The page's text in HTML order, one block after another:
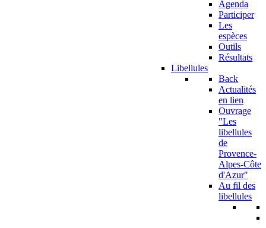
Agenda
Participer
Les
espèces
Outils
Résultats
Libellules
Back
Actualités
en lien
Ouvrage
"Les
libellules
de
Provence-
Alpes-Côte
d'Azur"
Au fil des
libellules